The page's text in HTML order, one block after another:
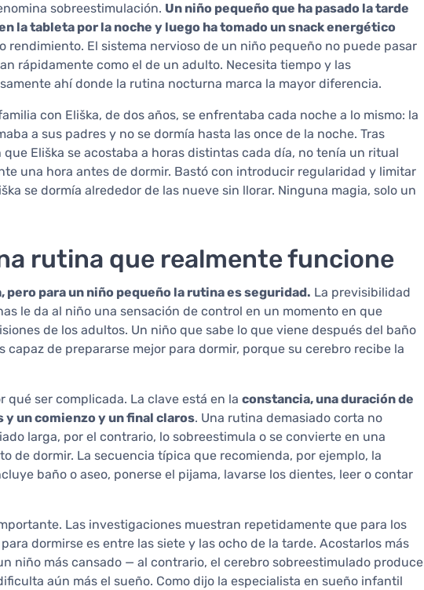
sobreestimulación. Un niño pequeño que ha pasado la tarde
la tableta por la noche y luego ha tomado un snack energético
rendimiento. El sistema nervioso de un niño pequeño no puede pasar
rápidamente como el de un adulto. Necesita tiempo y las
ahí donde la rutina nocturna marca la mayor diferencia.
con Eliška, de dos años, se enfrentaba cada noche a lo mismo: la
a sus padres y no se dormía hasta las once de la noche. Tras
Eliška se acostaba a horas distintas cada día, no tenía un ritual
una hora antes de dormir. Bastó con introducir regularidad y limitar
se dormía alrededor de las nueve sin llorar. Ninguna magia, solo un
rutina que realmente funcione
para un niño pequeño la rutina es seguridad. La previsibilidad
le da al niño una sensación de control en un momento en que
de los adultos. Un niño que sabe lo que viene después del baño
capaz de prepararse mejor para dormir, porque su cerebro recibe la
ser complicada. La clave está en la constancia, una duración de
un comienzo y un final claros. Una rutina demasiado corta no
larga, por el contrario, lo sobreestimula o se convierte en una
de dormir. La secuencia típica que recomienda, por ejemplo, la
baño o aseo, ponerse el pijama, lavarse los dientes, leer o contar
Las investigaciones muestran repetidamente que para los
dormirse es entre las siete y las ocho de la tarde. Acostarlos más
niño más cansado — al contrario, el cerebro sobreestimulado produce
aún más el sueño. Como dijo la especialista en sueño infantil